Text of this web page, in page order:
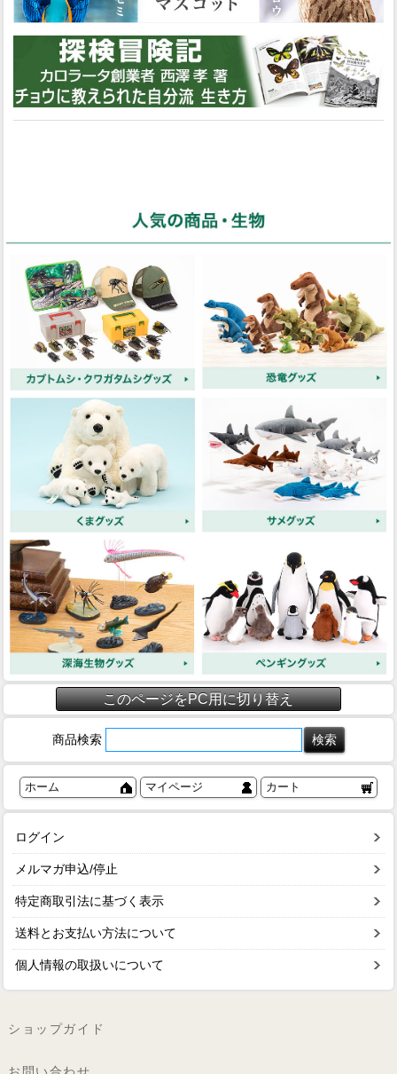
このページをPC用に切り替え
商品検索
ホーム マイページ カート
ログイン
メルマガ申込/停止
特定商取引法に基づく表示
送料とお支払い方法について
個人情報の取扱いについて
ショップガイド